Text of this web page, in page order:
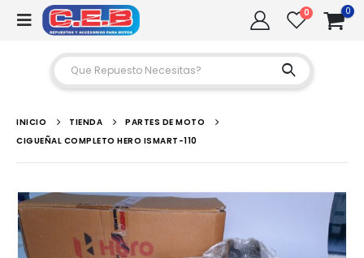
0 0
INICIO TIENDA
PARTES DE MOTO
CIGUEÑAL COMPLETO HERO ISMART-110